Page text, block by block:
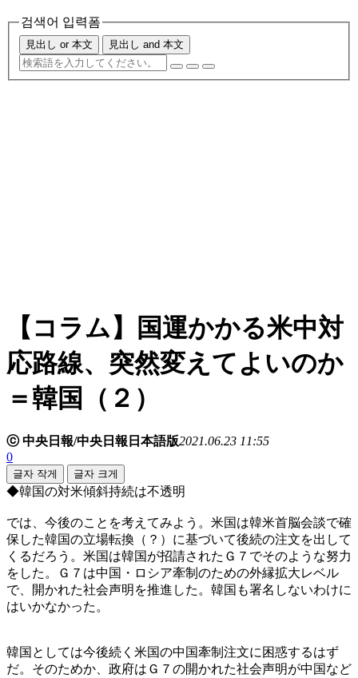
검색어 입력폼
見出し or 本文 見出し and 本文
【コラム】国運かかる米中対
応路線、突然変えてよいのか
＝韓国（２）
ⓒ 中央日報/中央日報日本語版2021.06.23 11:55
0
글자 작게 글자 크게
◆韓国の対米傾斜持続は不透明
では、今後のことを考えてみよう。米国は韓米首脳会談で確
保した韓国の立場転換（？）に基づいて後続の注文を出して
くるだろう。米国は韓国が招請されたＧ７でそのような努力
をした。Ｇ７は中国・ロシア牽制のための外縁拡大レベル
で、開かれた社会声明を推進した。韓国も署名しないわけに
はいかなかった。
韓国としては今後続く米国の中国牽制注文に困惑するはず
だ。そのためか、政府はＧ７の開かれた社会声明が中国など